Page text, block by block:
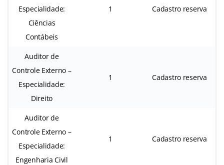
Especialidade:
Ciências
Contábeis
1 Cadastro reserva
Auditor de
Controle Externo –
Especialidade:
Direito
1 Cadastro reserva
Auditor de
Controle Externo –
Especialidade:
Engenharia Civil
1 Cadastro reserva